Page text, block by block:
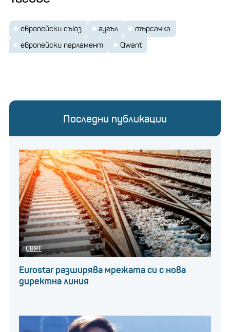
европейски съюз гугъл
търсачка
европейски парламент
Qwant
Последни публикации
СВЯТ
Eurostar разширява мрежата си с нова
директна линия